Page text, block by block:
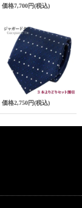
価格7,700円(税込)
価格2,750円(税込)